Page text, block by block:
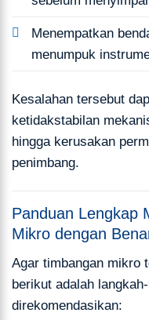
Menempatkan
menumpuk
Kesalahan tersebut
ketidakstabilan
hingga kerusakan
penimbang.
Panduan Lengkap
Mikro dengan
Agar timbangan mikro
berikut adalah
direkomendasikan: